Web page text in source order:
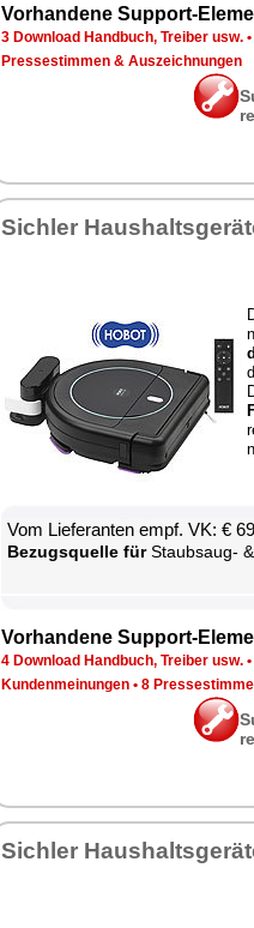
Vor­han­de­ne Sup­port-
3 Down­load Hand­buch, Trei­ber usw. •
Pres­se­stim­men & Aus­zeich­nun­gen
Sich­ler
Vom Lie­fe­ran­ten empf. VK: €
Be­zugs­quel­le fürStaub­saug- &
Vor­han­de­ne Sup­port-
4 Down­load Hand­buch, Trei­ber usw. •
Kun­den­mei­nun­gen • 8
Sich­ler